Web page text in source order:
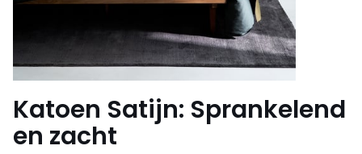
Katoen Satijn: Sprankelend
en zacht